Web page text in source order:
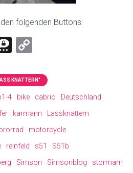
folgenden Buttons:
T
ee
m
a
p
y
Li
nk
KNATTERN"
4 bike cabrio
Deutschland
karmann
Lassknattern
motorcycle
reinfeld s51
S51b
Simson Simsonblog
stormarn